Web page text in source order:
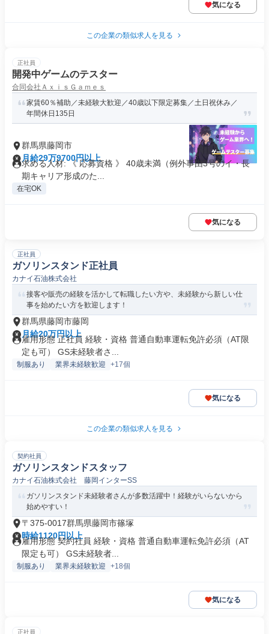
気になる
この企業の類似求人を見る
正社員
開発中ゲームのテスター
合同会社ＡｘｉｓＧａｍｅｓ
家賃60％補助／未経験大歓迎／40歳以下限定募集／土日祝休み／
年間休日135日
群馬県藤岡市
月給29万9700円以上
求める人材: 《 応募資格 》 40歳未満（例外事由3号のイ・長
期キャリア形成のた...
在宅OK
気になる
正社員
ガソリンスタンド正社員
カナイ石油株式会社
接客や販売の経験を活かして転職したい方や、未経験から新しい仕
事を始めたい方を歓迎します！
群馬県藤岡市藤岡
月給20万円以上
雇用形態 正社員 経験・資格 普通自動車運転免許必須（AT限
定も可） GS未経験者さ...
制服あり 業界未経験歓迎 +17個
気になる
この企業の類似求人を見る
契約社員
ガソリンスタンドスタッフ
カナイ石油株式会社 藤岡インターSS
ガソリンスタンド未経験者さんが多数活躍中！経験がいらないから
始めやすい！
〒375-0017群馬県藤岡市篠塚
時給1120円以上
雇用形態 契約社員 経験・資格 普通自動車運転免許必須（AT
限定も可） GS未経験者...
制服あり 業界未経験歓迎 +18個
気になる
正社員